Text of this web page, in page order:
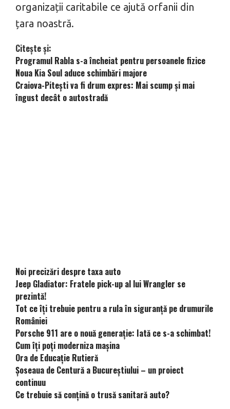
organizații caritabile ce ajută orfanii din
țara noastră.
Citește și:
Programul Rabla s-a încheiat pentru persoanele fizice
Noua Kia Soul aduce schimbări majore
Craiova-Pitești va fi drum expres: Mai scump și mai
îngust decât o autostradă
Noi precizări despre taxa auto
Jeep Gladiator: Fratele pick-up al lui Wrangler se
prezintă!
Tot ce îți trebuie pentru a rula în siguranță pe drumurile
României
Porsche 911 are o nouă generație: Iată ce s-a schimbat!
Cum îți poți moderniza mașina
Ora de Educație Rutieră
Șoseaua de Centură a Bucureștiului – un proiect
continuu
Ce trebuie să conțină o trusă sanitară auto?